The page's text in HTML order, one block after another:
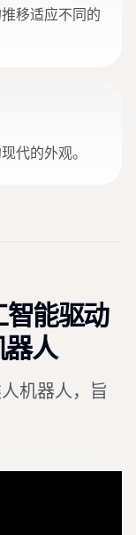
移适应不同的
代的外观。
能驱动
人
机器人，旨